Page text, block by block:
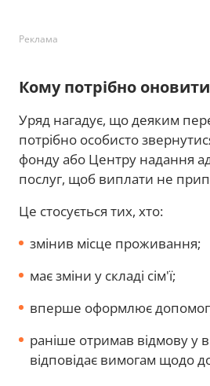
Реклама
Кому потрібно
Уряд нагадує, що деяким
потрібно особисто
фонду або Центру надання
послуг, щоб виплати не
Це стосується тих, хто:
змінив місце проживання;
має зміни у складі сім'ї;
вперше оформлює
раніше отримав відмову у
відповідає вимогам щодо